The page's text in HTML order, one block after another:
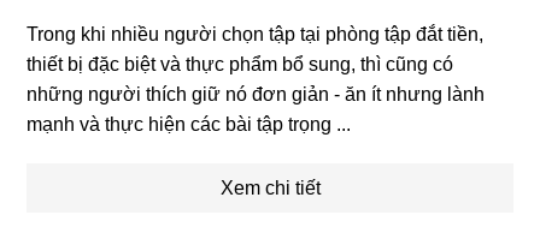
Trong khi nhiều người chọn tập tại phòng tập đắt tiền,
thiết bị đặc biệt và thực phẩm bổ sung, thì cũng có
những người thích giữ nó đơn giản - ăn ít nhưng lành
mạnh và thực hiện các bài tập trọng ...
Xem chi tiết